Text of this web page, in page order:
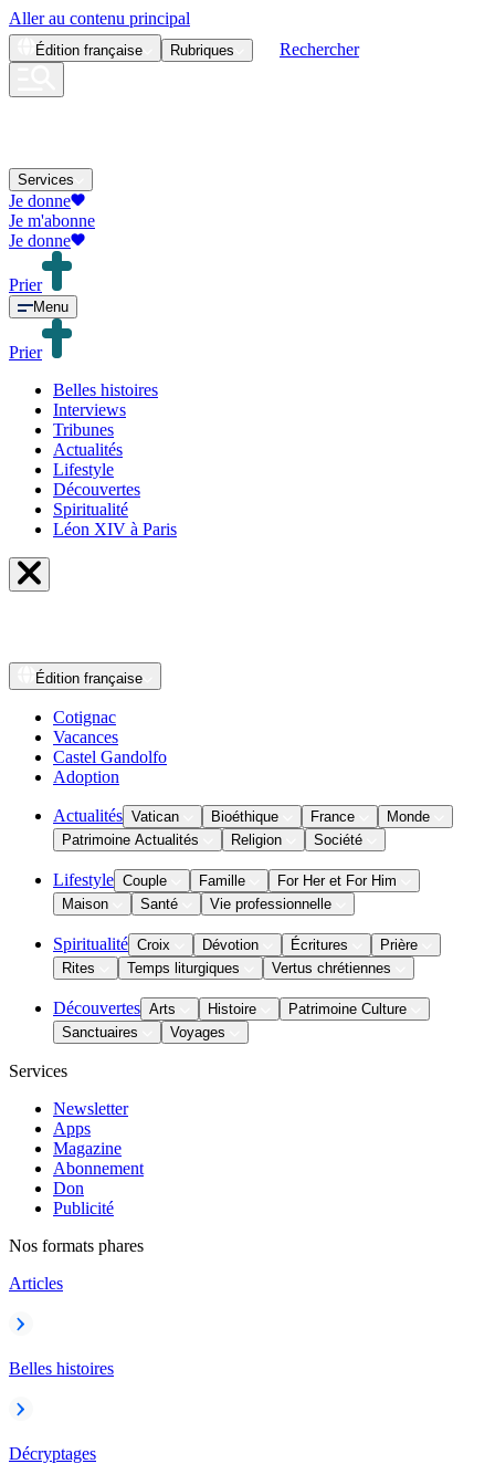
Aller au contenu principal
Édition française Rubriques Rechercher
Services
Je donne
Je m'abonne
Je donne
Prier
Menu
Prier
Belles histoires
Interviews
Tribunes
Actualités
Lifestyle
Découvertes
Spiritualité
Léon XIV à Paris
Édition française
Cotignac
Vacances
Castel Gandolfo
Adoption
Actualités Vatican Bioéthique France
Monde
Patrimoine Actualités
Religion Société
Lifestyle Couple Famille
For Her et For Him
Maison
Santé Vie professionnelle
Spiritualité Croix Dévotion Écritures
Prière
Rites
Temps liturgiques Vertus chrétiennes
Découvertes Arts Histoire
Patrimoine Culture
Sanctuaires
Voyages
Services
Newsletter
Apps
Magazine
Abonnement
Don
Publicité
Nos formats phares
Articles
Belles histoires
Décryptages